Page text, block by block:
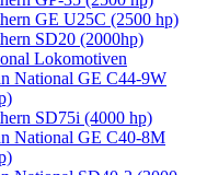
GE U25C (2500 hp)
SD20 (2000hp)
Lokomotiven
National GE C44-9W
SD75i (4000 hp)
National GE C40-8M